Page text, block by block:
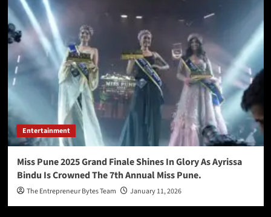
Entertainment
Miss Pune 2025 Grand Finale Shines In Glory As Ayrissa
Bindu Is Crowned The 7th Annual Miss Pune.
The Entrepreneur Bytes Team January 11, 2026